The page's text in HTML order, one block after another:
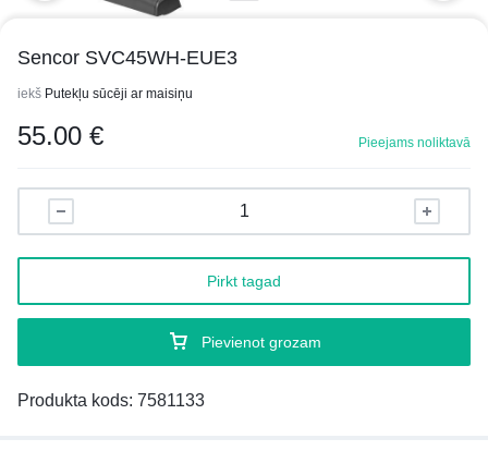
Sencor SVC45WH-EUE3
iekš Putekļu sūcēji ar maisiņu
55.00 € Pieejams noliktavā
Pievienot grozam
Pirkt tagad
Produkta kods: 7581133